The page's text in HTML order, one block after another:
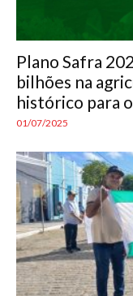
Plano Safra
bilhões na
histórico para
01/07/2025